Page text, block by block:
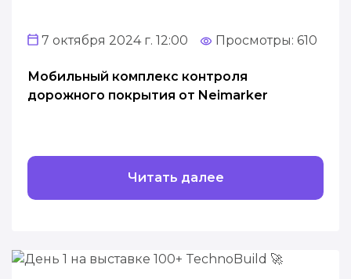
7 октября 2024 г. 12:00 Просмотры: 610
Мобильный комплекс контроля
дорожного покрытия от Neimarker
Читать далее